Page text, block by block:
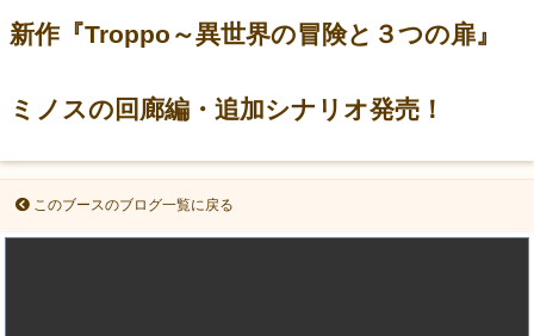
新作『Troppo～異世界の冒険と３つの扉』
ミノスの回廊編・追加シナリオ発売！
このブースのブログ一覧に戻る